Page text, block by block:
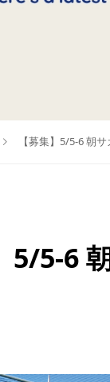
【募集】5/5-6 朝
5/5-6